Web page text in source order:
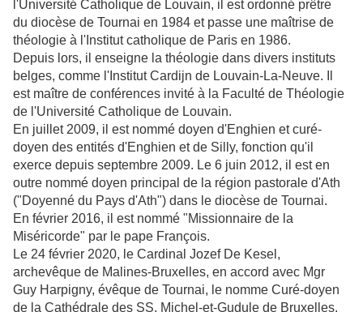
l'Université Catholique de Louvain, il est ordonné prêtre
du diocèse de Tournai en 1984 et passe une maîtrise de
théologie à l'Institut catholique de Paris en 1986.
Depuis lors, il enseigne la théologie dans divers instituts
belges, comme l'Institut Cardijn de Louvain-La-Neuve. Il
est maître de conférences invité à la Faculté de Théologie
de l'Université Catholique de Louvain.
En juillet 2009, il est nommé doyen d'Enghien et curé-
doyen des entités d'Enghien et de Silly, fonction qu'il
exerce depuis septembre 2009. Le 6 juin 2012, il est en
outre nommé doyen principal de la région pastorale d'Ath
("Doyenné du Pays d'Ath") dans le diocèse de Tournai.
En février 2016, il est nommé "Missionnaire de la
Miséricorde" par le pape François.
Le 24 février 2020, le Cardinal Jozef De Kesel,
archevêque de Malines-Bruxelles, en accord avec Mgr
Guy Harpigny, évêque de Tournai, le nomme Curé-doyen
de la Cathédrale des SS. Michel-et-Gudule de Bruxelles,